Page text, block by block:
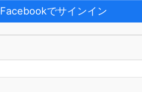
Facebookでサインイン